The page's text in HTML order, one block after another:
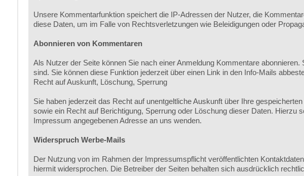
Unsere Kommentarfunktion speichert die IP-Adressen der Nutzer, die
diese Daten, um im Falle von Rechtsverletzungen wie Beleidigungen oder
Abonnieren von Kommentaren
Als Nutzer der Seite können Sie nach einer Anmeldung Kommentare
sind. Sie können diese Funktion jederzeit über einen Link in den Info-Mails
Recht auf Auskunft, Löschung, Sperrung
Sie haben jederzeit das Recht auf unentgeltliche Auskunft über Ihre
sowie ein Recht auf Berichtigung, Sperrung oder Löschung dieser Daten.
Impressum angegebenen Adresse an uns wenden.
Widerspruch Werbe-Mails
Der Nutzung von im Rahmen der Impressumspflicht veröffentlichten
hiermit widersprochen. Die Betreiber der Seiten behalten sich ausdrücklich